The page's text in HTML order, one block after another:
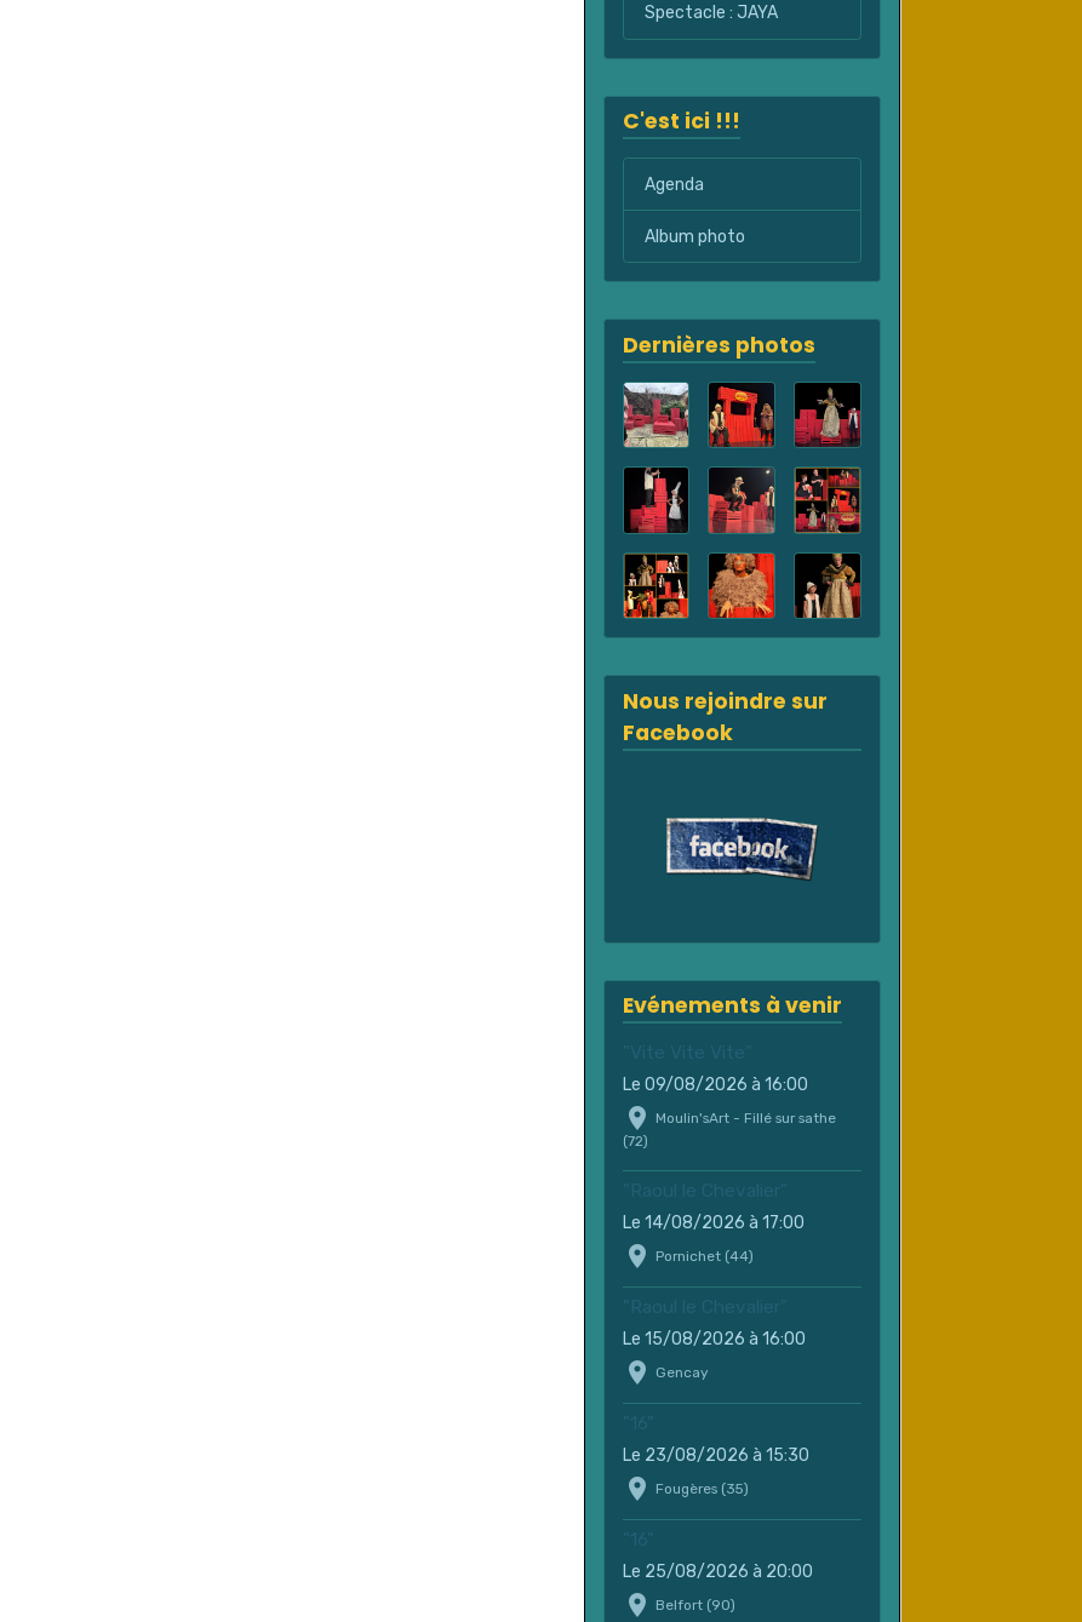
Spectacle : JAYA
C'est ici !!!
Agenda
Album photo
Dernières photos
Nous rejoindre sur
Facebook
Evénements à venir
"Vite Vite Vite"
Le 09/08/2026 à 16:00
Moulin'sArt - Fillé sur sathe
(72)
"Raoul le Chevalier"
Le 14/08/2026 à 17:00
Pornichet (44)
"Raoul le Chevalier"
Le 15/08/2026 à 16:00
Gencay
"16"
Le 23/08/2026 à 15:30
Fougères (35)
"16"
Le 25/08/2026 à 20:00
Belfort (90)